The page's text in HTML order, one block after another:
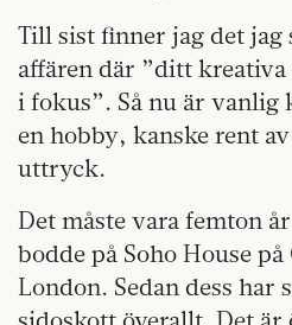
Till sist finner jag det jag
affären där ”ditt
i fokus”. Så nu är
en hobby, kanske rent
uttryck.
Det måste vara femton
bodde på Soho House
London. Sedan dess har